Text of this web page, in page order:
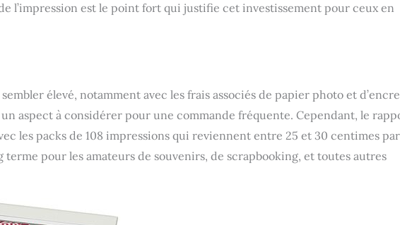
l’impression est le point fort qui justifie cet investissement pour ceux en
élevé, notamment avec les frais associés de papier photo et
aspect à considérer pour une commande fréquente. Cependant, le
les packs de 108 impressions qui reviennent entre 25 et 30 centimes par
terme pour les amateurs de souvenirs, de scrapbooking, et toutes autres